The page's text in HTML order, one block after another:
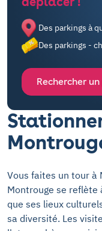
Des parkings à
Des parkings -
Rechercher
Vous faites un tour à
Montrouge se reflète
que ses lieux
sa diversité. Les